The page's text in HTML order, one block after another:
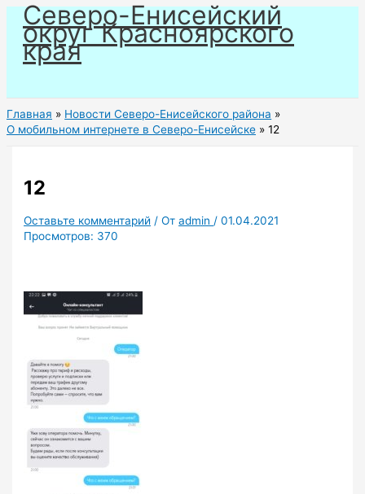
Перейти
содержимому
Северо-Енисейский
округ Красноярского
края
Главная
Новости Северо-Енисейского района
О мобильном интернете в Северо-Енисейске
12
12
Оставьте комментарий / Отadmin /01.04.2021
Просмотров: 370